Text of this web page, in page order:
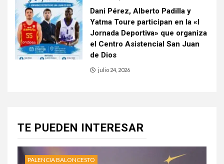
Dani Pérez, Alberto Padilla y
Yatma Toure participan en la «I
Jornada Deportiva» que organiza
el Centro Asistencial San Juan
de Dios
julio 24, 2026
TE PUEDEN INTERESAR
PALENCIA BALONCESTO